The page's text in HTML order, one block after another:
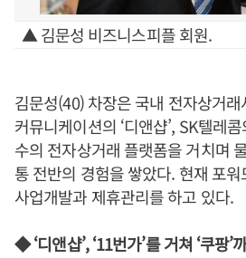
▲ 김문성 비즈니스피플 회원.
김문성(40) 차장은 국내 전자상거
커뮤니케이션의 ‘디앤샵’, SK텔레
수의 전자상거래 플랫폼을 거치며
통 전반의 경험을 쌓았다. 현재 포워
사업개발과 제휴관리를 하고 있다.
◆ ‘디앤샵’, ‘11번가’를 거쳐 ‘쿠팡’